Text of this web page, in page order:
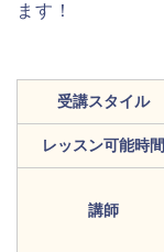
ます！
受講スタイル
レッスン可能時間
講師